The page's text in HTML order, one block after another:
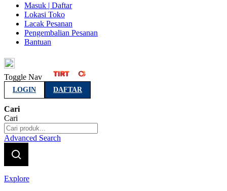
Masuk | Daftar
Lokasi Toko
Lacak Pesanan
Pengembalian Pesanan
Bantuan
Toggle Nav
LOGIN DAFTAR
Cari
Cari
Advanced Search
Explore